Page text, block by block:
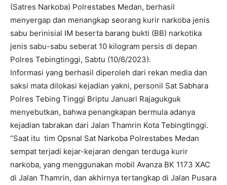
(Satres Narkoba) Polrestabes Medan, berhasil
menyergap dan menangkap seorang kurir narkoba jenis
sabu berinisial IM beserta barang bukti (BB) narkotika
jenis sabu-sabu seberat 10 kilogram persis di depan
Polres Tebingtinggi, Sabtu (10/6/2023).
Informasi yang berhasil diperoleh dari rekan media dan
saksi mata dilokasi kejadian yakni, personil Sat Sabhara
Polres Tebing Tinggi Briptu Januari Rajagukguk
menyebutkan, bahwa penangkapan bermula adanya
kejadian tabrakan dari Jalan Thamrin Kota Tebingtinggi.
“Saat itu tim Opsnal Sat Narkoba Polrestabes Medan
sempat terjadi kejar-kejaran dengan terduga kurir
narkoba, yang menggunakan mobil Avanza BK 1173 XAC
di Jalan Thamrin, dan akhirnya tertangkap di Jalan Pusara